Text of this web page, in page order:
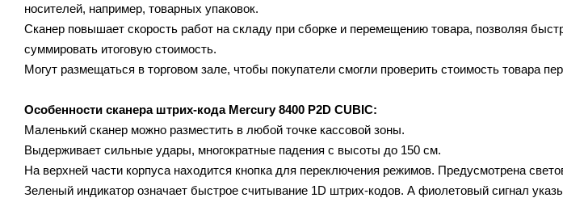
носителей, например, товарных упаковок.
Сканер повышает скорость работ на складу при сборке и перемещению товара, позволяя
суммировать итоговую стоимость.
Могут размещаться в торговом зале, чтобы покупатели смогли проверить стоимость товара
Особенности сканера штрих-кода Mercury 8400 P2D CUBIC:
Маленький сканер можно разместить в любой точке кассовой зоны.
Выдерживает сильные удары, многократные падения с высоты до 150 см.
На верхней части корпуса находится кнопка для переключения режимов. Предусмотрена
Зеленый индикатор означает быстрое считывание 1D штрих-кодов. А фиолетовый сигнал